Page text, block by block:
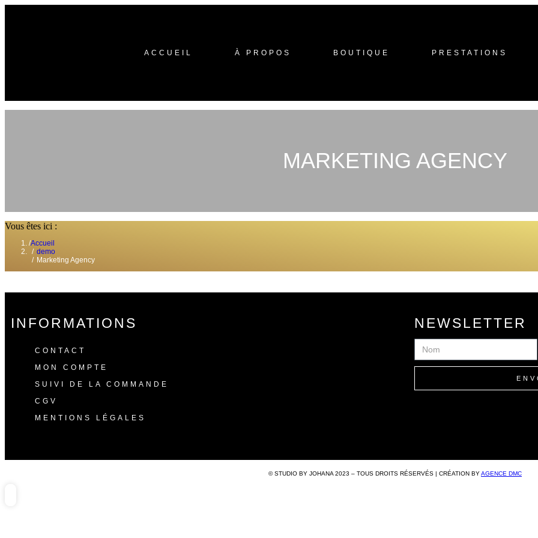
ACCUEIL À PROPOS BOUTIQUE PRESTATIONS
MARKETING AGENCY
Vous êtes ici :
Accueil
demo
Marketing Agency
INFORMATIONS
CONTACT
MON COMPTE
SUIVI DE LA COMMANDE
CGV
MENTIONS LÉGALES
NEWSLETTER
© STUDIO BY JOHANA 2023 – TOUS DROITS RÉSERVÉS | CRÉATION BYAGENCE DMC